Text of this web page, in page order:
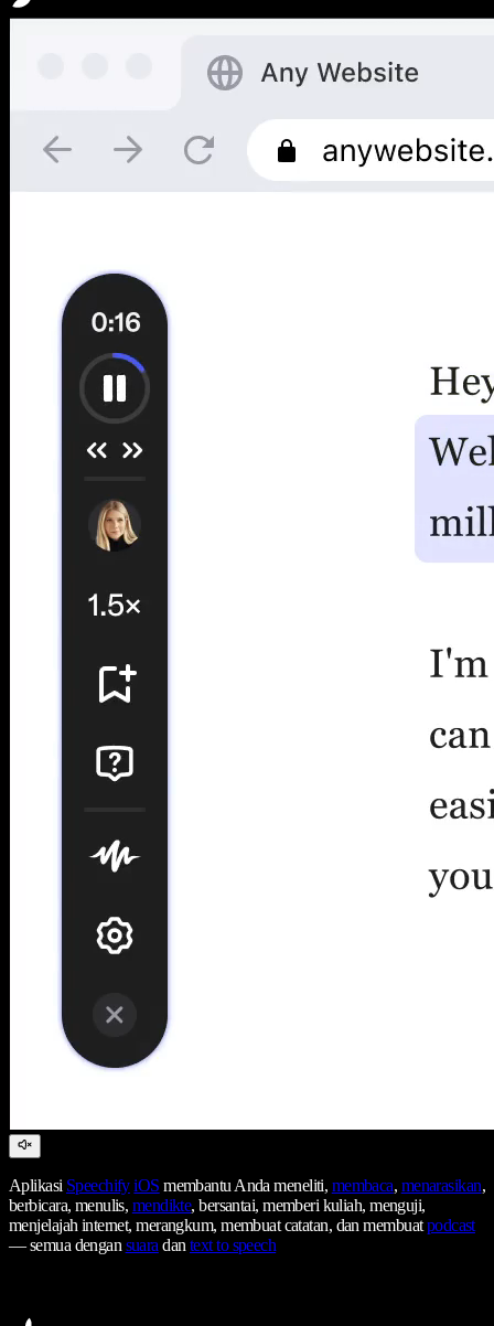
Aplikasi Speechify iOS membantu Anda meneliti, membaca, menarasikan,
berbicara, menulis, mendikte, bersantai, memberi kuliah, menguji,
menjelajah internet, merangkum, membuat catatan, dan membuatpodcast
— semua dengansuaradantext to speech